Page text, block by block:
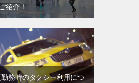
紹介！
務時のタクシー利用につ